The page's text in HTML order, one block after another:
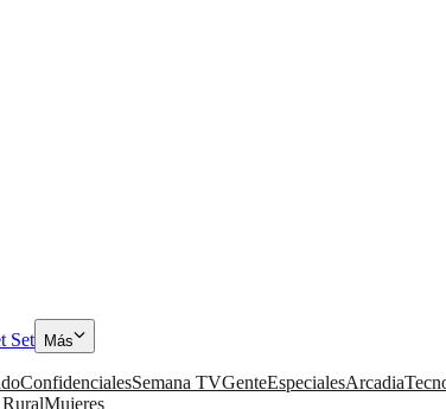
Set Más
ConfidencialesSemana TVGenteEspecialesArcadia
RuralMujeres